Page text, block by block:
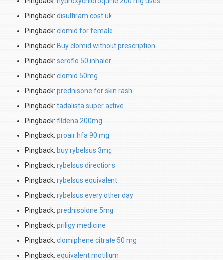
Pingback: disulfiram cost uk
Pingback: clomid for female
Pingback: Buy clomid without prescription
Pingback: seroflo 50 inhaler
Pingback: clomid 50mg
Pingback: prednisone for skin rash
Pingback: tadalista super active
Pingback: fildena 200mg
Pingback: proair hfa 90 mg
Pingback: buy rybelsus 3mg
Pingback: rybelsus directions
Pingback: rybelsus equivalent
Pingback: rybelsus every other day
Pingback: prednisolone 5mg
Pingback: priligy medicine
Pingback: clomiphene citrate 50 mg
Pingback: equivalent motilium